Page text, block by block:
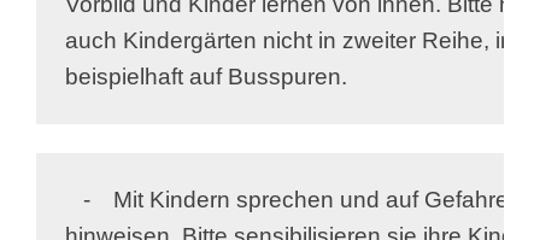
auch Kindergärten nicht in zweiter Reihe, im
beispielhaft auf Busspuren.
   -	Mit Kindern sprechen und auf Gefahren des Straßenverkehrs